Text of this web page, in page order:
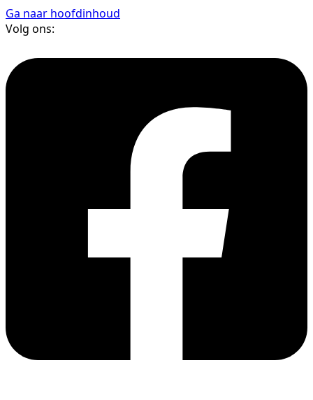
Ga naar hoofdinhoud
Volg ons: